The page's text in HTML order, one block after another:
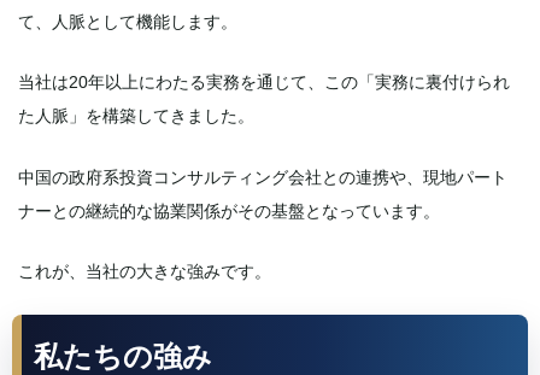
て、人脈として機能します。
当社は20年以上にわたる実務を通じて、この「実務に裏付けられ
た人脈」を構築してきました。
中国の政府系投資コンサルティング会社との連携や、現地パート
ナーとの継続的な協業関係がその基盤となっています。
これが、当社の大きな強みです。
私たちの強み